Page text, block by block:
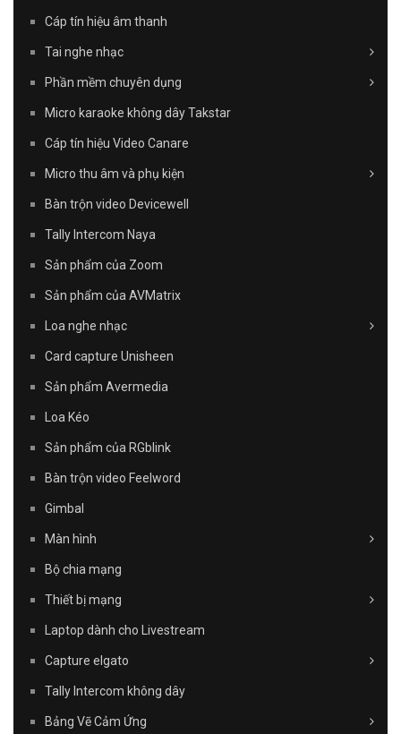
Cáp tín hiệu âm thanh
Tai nghe nhạc
Phần mềm chuyên dụng
Micro karaoke không dây Takstar
Cáp tín hiệu Video Canare
Micro thu âm và phụ kiện
Bàn trộn video Devicewell
Tally Intercom Naya
Sản phẩm của Zoom
Sản phẩm của AVMatrix
Loa nghe nhạc
Card capture Unisheen
Sản phẩm Avermedia
Loa Kéo
Sản phẩm của RGblink
Bàn trộn video Feelword
Gimbal
Màn hình
Bộ chia mạng
Thiết bị mạng
Laptop dành cho Livestream
Capture elgato
Tally Intercom không dây
Bảng Vẽ Cảm Ứng